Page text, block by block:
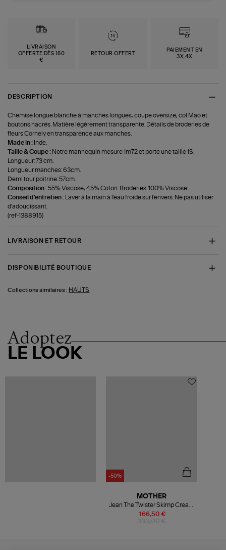
LIVRAISON
OFFERTE DÈS 150
€
RETOUR OFFERT
PAIEMENT EN
3X,4X
DESCRIPTION
Chemise longue blanche à manches longues, coupe oversize, col Mao et
boutons nacrés. Matière légèrement transparente. Détails de broderies de
fleurs Cornely en transparence aux manches.
Made in : Inde.
Taille & Coupe : Notre mannequin mesure 1m72 et porte une taille 1S.
Longueur: 73 cm.
Longueur manches: 63cm.
Demi tour poitrine: 57cm.
Composition :55% Viscose, 45% Coton. Broderies: 100% Viscose.
Conseil d'entretien :
Laver à la main à l'eau froide sur l'envers. Ne pas utiliser
d'adoucissant.
(ref-1388915)
LIVRAISON ET RETOUR
DISPONIBILITÉ BOUTIQUE
Collections similaires : HAUTS
Adoptez
LE LOOK
-50%
166,50 €
MOTHER
Jean The Twister Skimp Cream
Puffs